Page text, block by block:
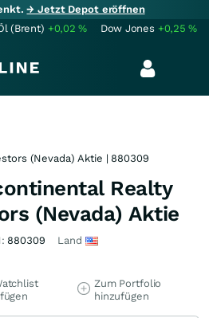
→ Jetzt Depot eröffnen
(Brent) +0,02% Dow Jones +0,25%
(Nevada) Aktie | 880309
Realty
(Nevada) Aktie
880309 Land
Zum Portfolio
hinzufügen